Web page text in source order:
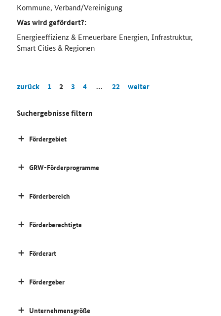
Kommune, Verband/Vereinigung
Was wird gefördert?:
Energieeffizienz & Erneuerbare Energien, Infrastruktur,
Smart Cities & Regionen
zurück 1 2 3 4 … 22 weiter
Suchergebnisse filtern
Fördergebiet
GRW-Förderprogramme
Förderbereich
Förderberechtigte
Förderart
Fördergeber
Unternehmensgröße